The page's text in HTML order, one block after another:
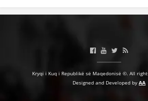
Kryqi i Kuq i Republikë së Maqedonisë ©. All
Designed and Developed by AA